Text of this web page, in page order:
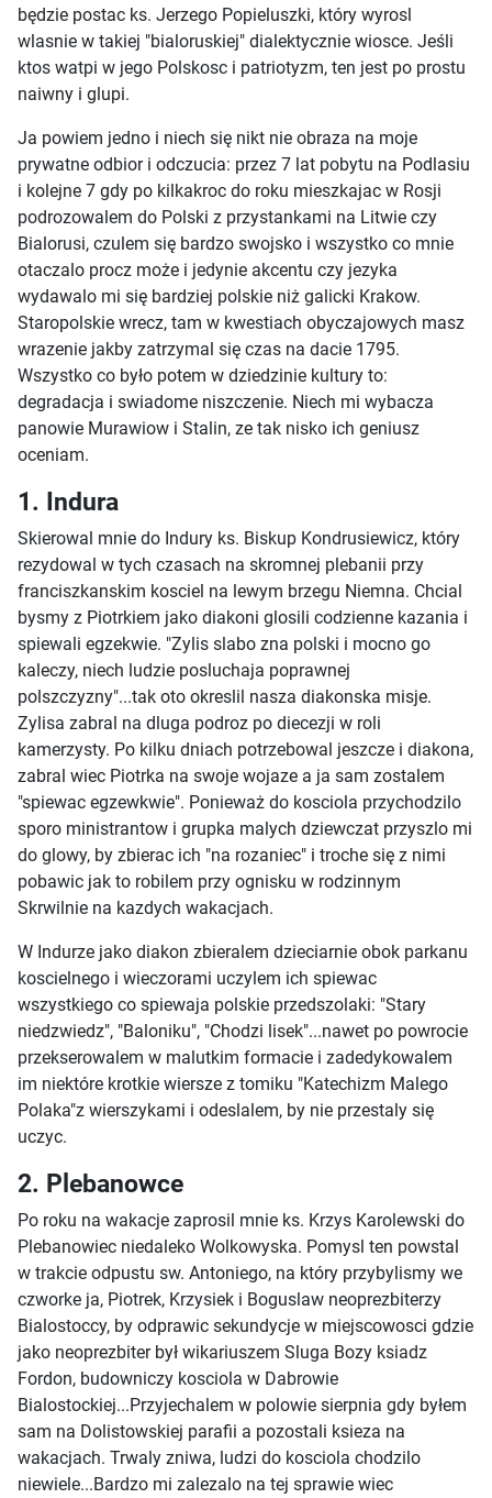
będzie postac ks. Jerzego Popieluszki, który wyrosl
wlasnie w takiej "bialoruskiej" dialektycznie wiosce. Jeśli
ktos watpi w jego Polskosc i patriotyzm, ten jest po prostu
naiwny i glupi.
Ja powiem jedno i niech się nikt nie obraza na moje
prywatne odbior i odczucia: przez 7 lat pobytu na Podlasiu
i kolejne 7 gdy po kilkakroc do roku mieszkajac w Rosji
podrozowalem do Polski z przystankami na Litwie czy
Bialorusi, czulem się bardzo swojsko i wszystko co mnie
otaczalo procz może i jedynie akcentu czy jezyka
wydawalo mi się bardziej polskie niż galicki Krakow.
Staropolskie wrecz, tam w kwestiach obyczajowych masz
wrazenie jakby zatrzymal się czas na dacie 1795.
Wszystko co było potem w dziedzinie kultury to:
degradacja i swiadome niszczenie. Niech mi wybacza
panowie Murawiow i Stalin, ze tak nisko ich geniusz
oceniam.
1. Indura
Skierowal mnie do Indury ks. Biskup Kondrusiewicz, który
rezydowal w tych czasach na skromnej plebanii przy
franciszkanskim kosciel na lewym brzegu Niemna. Chcial
bysmy z Piotrkiem jako diakoni glosili codzienne kazania i
spiewali egzekwie. "Zylis slabo zna polski i mocno go
kaleczy, niech ludzie posluchaja poprawnej
polszczyzny"...tak oto okreslil nasza diakonska misje.
Zylisa zabral na dluga podroz po diecezji w roli
kamerzysty. Po kilku dniach potrzebowal jeszcze i diakona,
zabral wiec Piotrka na swoje wojaze a ja sam zostalem
"spiewac egzewkwie". Ponieważ do kosciola przychodzilo
sporo ministrantow i grupka malych dziewczat przyszlo mi
do glowy, by zbierac ich "na rozaniec" i troche się z nimi
pobawic jak to robilem przy ognisku w rodzinnym
Skrwilnie na kazdych wakacjach.
W Indurze jako diakon zbieralem dzieciarnie obok parkanu
koscielnego i wieczorami uczylem ich spiewac
wszystkiego co spiewaja polskie przedszolaki: "Stary
niedzwiedz", "Baloniku", "Chodzi lisek"...nawet po powrocie
przekserowalem w malutkim formacie i zadedykowalem
im niektóre krotkie wiersze z tomiku "Katechizm Malego
Polaka"z wierszykami i odeslalem, by nie przestaly się
uczyc.
2. Plebanowce
Po roku na wakacje zaprosil mnie ks. Krzys Karolewski do
Plebanowiec niedaleko Wolkowyska. Pomysl ten powstal
w trakcie odpustu sw. Antoniego, na który przybylismy we
czworke ja, Piotrek, Krzysiek i Boguslaw neoprezbiterzy
Bialostoccy, by odprawic sekundycje w miejscowosci gdzie
jako neoprezbiter był wikariuszem Sluga Bozy ksiadz
Fordon, budowniczy kosciola w Dabrowie
Bialostockiej...Przyjechalem w polowie sierpnia gdy byłem
sam na Dolistowskiej parafii a pozostali ksieza na
wakacjach. Trwaly zniwa, ludzi do kosciola chodzilo
niewiele...Bardzo mi zalezalo na tej sprawie wiec